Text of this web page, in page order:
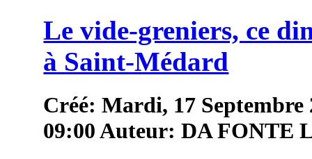
Le vide-greniers, ce
à Saint-Médard
Créé: Mardi, 17 Septembre
09:00Auteur: DA FONTE